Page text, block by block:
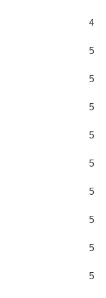
4
5
5
5
5
5
5
5
5
5